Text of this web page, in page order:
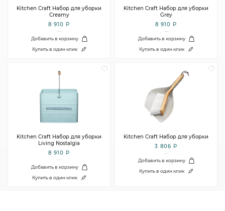
Kitchen Craft Набор для уборки
Creamy
8 910 Р
Добавить в корзину
Купить в один клик
Kitchen Craft Набор для уборки
Grey
8 910 Р
Добавить в корзину
Купить в один клик
Kitchen Craft Набор для уборки
Living Nostalgia
8 910 Р
Добавить в корзину
Купить в один клик
Kitchen Craft Набор для уборки
3 806 Р
Добавить в корзину
Купить в один клик